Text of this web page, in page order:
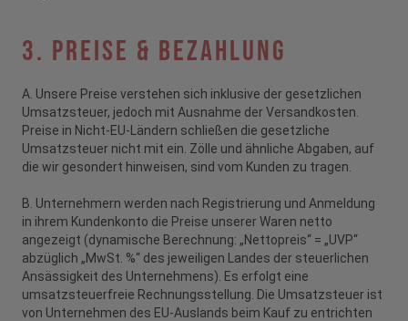
3. Preise & Bezahlung
A. Unsere Preise verstehen sich inklusive der gesetzlichen
Umsatzsteuer, jedoch mit Ausnahme der Versandkosten.
Preise in Nicht-EU-Ländern schließen die gesetzliche
Umsatzsteuer nicht mit ein. Zölle und ähnliche Abgaben, auf
die wir gesondert hinweisen, sind vom Kunden zu tragen.
B. Unternehmern werden nach Registrierung und Anmeldung
in ihrem Kundenkonto die Preise unserer Waren netto
angezeigt (dynamische Berechnung: „Nettopreis“ = „UVP“
abzüglich „MwSt. %“ des jeweiligen Landes der steuerlichen
Ansässigkeit des Unternehmens). Es erfolgt eine
umsatzsteuerfreie Rechnungsstellung. Die Umsatzsteuer ist
von Unternehmen des EU-Auslands beim Kauf zu entrichten